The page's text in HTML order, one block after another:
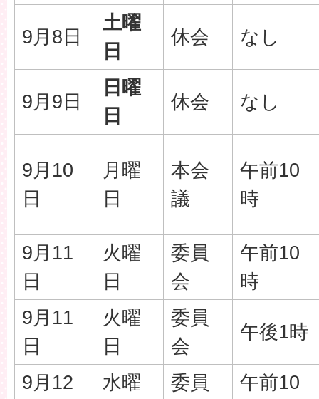
9月8日
土曜
日
休会 なし
9月9日
日曜
日
休会 なし
9月10
日
月曜
日
本会
議
午前10
時
9月11
日
火曜
日
委員
会
午前10
時
9月11
日
火曜
日
委員
会
午後1時
9月12
水曜
委員
午前10